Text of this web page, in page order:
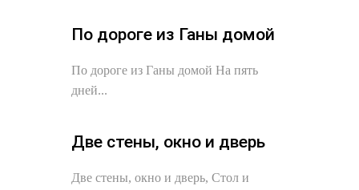
По дороге из Ганы домой
По дороге из Ганы домой На пять
дней...
Две стены, окно и дверь
Две стены, окно и дверь, Стол и